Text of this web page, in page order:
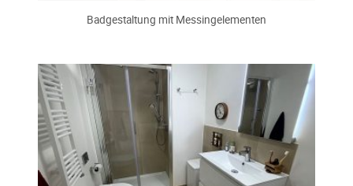
Badgestaltung mit Messingelementen